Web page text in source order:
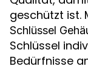
geschützt ist.
Schlüssel
Schlüssel
Bedürfnisse